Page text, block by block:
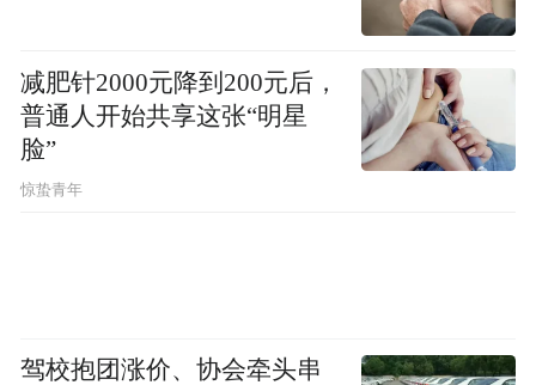
减肥针2000元降到200元后，
普通人开始共享这张“明星
脸”
惊蛰青年
驾校抱团涨价、协会牵头串